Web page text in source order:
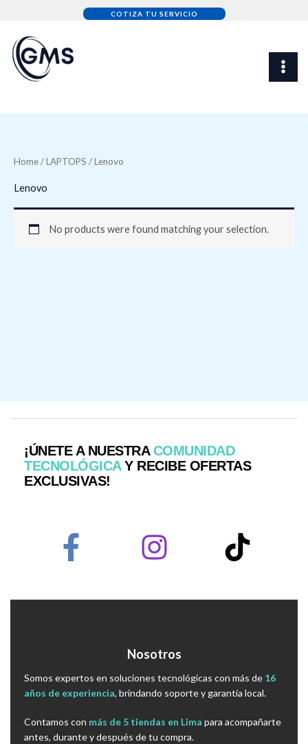
content
COTIZA TU SERVICIO
Home/LAPTOPS / Lenovo
Lenovo
No products were found matching your selection.
¡ÚNETE A NUESTRACOMUNIDAD
TECNOLÓGICAY RECIBE OFERTAS
EXCLUSIVAS!
Nosotros
Somos expertos en soluciones tecnológicas con más de 16
años de experiencia, brindando soporte y garantía local.
Contamos con más de 5 tiendas en Lima para acompañarte
antes, durante y después de tu compra.